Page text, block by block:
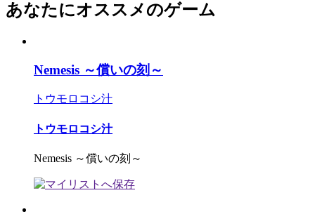
あなたにオススメのゲーム
Nemesis ～償いの刻～
トウモロコシ汁
トウモロコシ汁
Nemesis ～償いの刻～